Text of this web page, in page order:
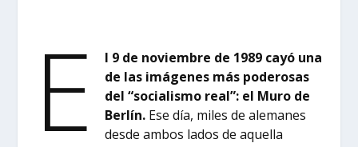
E
l 9 de noviembre de 1989 cayó una
de las imágenes más poderosas
del “socialismo real”: el Muro de
Berlín.Ese día, miles de alemanes
desde ambos lados de aquella